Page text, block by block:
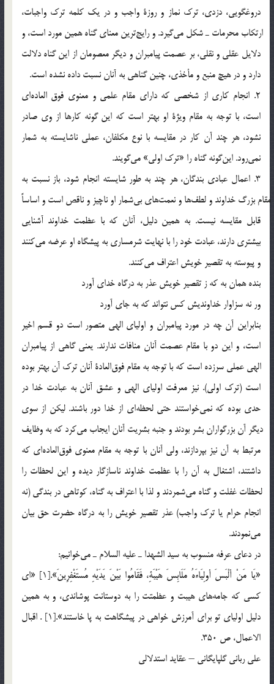
دروغگويي، دزدي، ترك نماز و روزة واجب و در يك كلمه ترك واجبات،
ارتكاب محرمات ـ شكل مي‎گيرد. و رايج‎ترين معناي گناه همين مورد است، و
دلايل عقلي و نقلي، بر عصمت پيامبران و ديگر معصومان از اين گناه دلالت
دارد و در هيچ منبع و مأخذي، چنين گناهي به آنان نسبت داده نشده است.
2. انجام كاري از شخصي كه داراي مقام علمي و معنوي فوق العاده‎اي
است، با توجه به مقام ويژة او بهتر است كه اين گونه كارها از وي صادر
نشود، هر چند آن كار در مقايسه با نوع مكلفان، عملي ناشايسته به شمار
نمي‎رود. اين‎گونه گناه را «ترك اولي» مي‎گويند.
3. اعمال عبادي بندگان، هر چند به طور شايسته انجام شود، باز نسبت به
مقام بزرگ خداوند و لطف‎ها و نعمت‎هاي بي‎شمار او ناچيز و ناقص است و اساساً
قابل مقايسه نيست. به همين دليل، آنان كه با عظمت خداوند آشنايي
بيشتري دارند، عبادت خود را با نهايت شرمساري به پيشگاه او عرضه مي‎كنند
و پيوسته به تقصير خويش اعتراف مي‎كنند.
بنده همان به كه ز تقصير خويش عذر به درگاه خداي آورد
ور نه سزاوار خداونديش كس نتواند كه به جاي آورد
بنابراين آن چه در مورد پيامبران و اولياي الهي متصور است دو قسم اخير
است، و اين دو با مقام عصمت آنان منافات ندارند. يعني گاهي از پيامبران
الهي عملي سرزده است كه با توجه به مقام فوق‎العادة آنان ترك آن بهتر بوده
است (ترك اولي). نيز معرفت اولياي الهي و عشق آنان به عبادت خدا در
حدي بوده كه نمي‎خواستند حتي لحظه‎اي از خدا دور باشند. ليكن از سوي
ديگر آن بزرگواران بشر بودند و جنبه بشريت آنان ايجاب مي‎كرد كه به وظايف
مرتبط به آن نيز بپردازند، ولي آنان با توجه به مقام معنوي فوق‎العاده‎اي كه
داشتند، اشتغال به آن را با عظمت خداوند ناسازگار ديده و اين لحظات را
لحظات غفلت و گناه مي‎شمردند و لذا با اعتراف به گناه، كوتاهي در بندگي (نه
انجام حرام يا ترك واجب) عذر تقصير خويش را به درگاه حضرت حق بيان
مي‎نمودند.
در دعاي عرفه منسوب به سيد الشهدا ـ عليه السلام ـ مي‎خوانيم:
«يَا مَنْ ألْبَسَ أولِيَاءَهُ مَلَابِسَ هَيْبَةِ، فَقَامُوا بَيْنَ يَدَيْهِ مُستَغْفِرِينَ».[1] «اي
كسي كه جامه‎هاي هيبت و عظمتت را به دوستانت پوشاندي، و به همين
دليل اولياي تو براي آمرزش خواهي در پيشگاهت به پا خاستند».[1] . اقبال
الاعمال، ص 350.
علی ربانی گلپایگانی – عقاید استدلالی